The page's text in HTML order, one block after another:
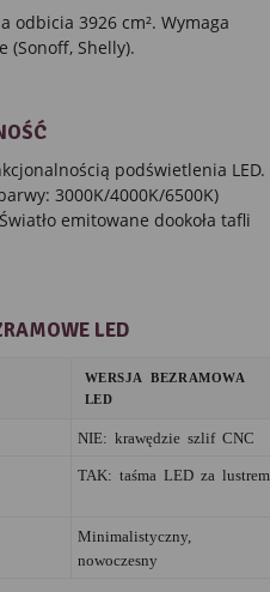
odbicia 3926 cm². Wymaga
(Sonoff, Shelly).
podświetlenia LED.
3000K/4000K/6500K)
emitowane dookoła tafli
LED
WERSJA BEZRAMOWA
LED
NIE: krawędzie szlif CNC
TAK: taśma LED za lustrem
Minimalistyczny,
nowoczesny